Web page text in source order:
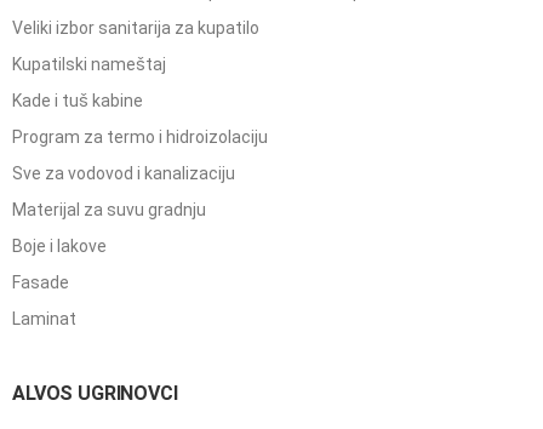
Veliki izbor sanitarija za kupatilo
Kupatilski nameštaj
Kade i tuš kabine
Program za termo i hidroizolaciju
Sve za vodovod i kanalizaciju
Materijal za suvu gradnju
Boje i lakove
Fasade
Laminat
ALVOS UGRINOVCI